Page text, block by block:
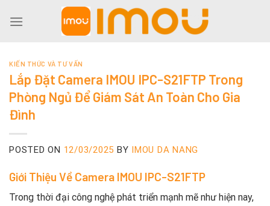
KIẾN THỨC VÀ TƯ VẤN
Lắp Đặt Camera IMOU IPC-S21FTP Trong
Phòng Ngủ Để Giám Sát An Toàn Cho Gia
Đình
POSTED ON 12/03/2025 BY IMOU DA NANG
Giới Thiệu Về Camera IMOU IPC-S21FTP
Trong thời đại công nghệ phát triển mạnh mẽ như hiện nay,